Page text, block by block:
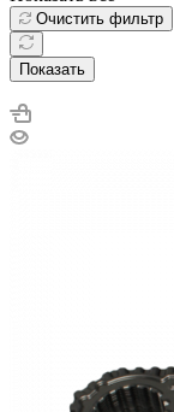
Очистить фильтр
Показать